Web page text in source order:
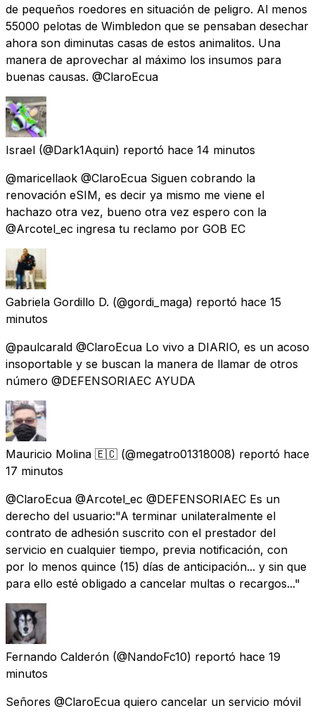
de pequeños roedores en situación de peligro. Al menos
55000 pelotas de Wimbledon que se pensaban desechar
ahora son diminutas casas de estos animalitos. Una
manera de aprovechar al máximo los insumos para
buenas causas. @ClaroEcua
Israel (@Dark1Aquin) reportó hace 14 minutos
@maricellaok @ClaroEcua Siguen cobrando la
renovación eSIM, es decir ya mismo me viene el
hachazo otra vez, bueno otra vez espero con la
@Arcotel_ec ingresa tu reclamo por GOB EC
Gabriela Gordillo D. (@gordi_maga) reportó hace 15
minutos
@paulcarald @ClaroEcua Lo vivo a DIARIO, es un acoso
insoportable y se buscan la manera de llamar de otros
número @DEFENSORIAEC AYUDA
Mauricio Molina 🇪🇨 (@megatro01318008) reportó hace
17 minutos
@ClaroEcua @Arcotel_ec @DEFENSORIAEC Es un
derecho del usuario:"A terminar unilateralmente el
contrato de adhesión suscrito con el prestador del
servicio en cualquier tiempo, previa notificación, con
por lo menos quince (15) días de anticipación... y sin que
para ello esté obligado a cancelar multas o recargos..."
Fernando Calderón (@NandoFc10) reportó hace 19
minutos
Señores @ClaroEcua quiero cancelar un servicio móvil